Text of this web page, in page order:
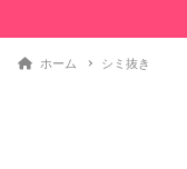
ホーム シミ抜き